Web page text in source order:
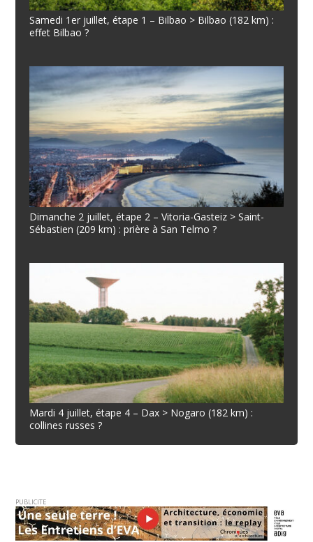
Samedi 1er juillet, étape 1 – Bilbao > Bilbao (182 km) :
effet Bilbao ?
Dimanche 2 juillet, étape 2 – Vitoria-Gasteiz > Saint-
Sébastien (209 km) : prière à San Telmo ?
Mardi 4 juillet, étape 4 – Dax > Nogaro (182 km) :
collines russes ?
PUBLICITE